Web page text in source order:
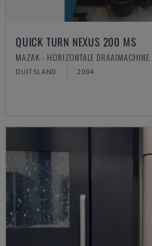
QUICK TURN NEXUS 200 MS
MAZAK - HORIZONTALE DRAAIMACHINE
DUITSLAND 2004